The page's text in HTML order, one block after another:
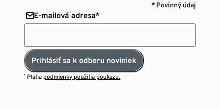
* Povinný údaj
E-mailová adresa*
Prihlásiť sa k odberu noviniek
¹ Platia podmienky použitia poukazu.